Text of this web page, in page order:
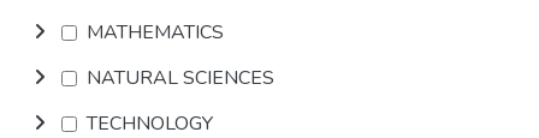
MATHEMATICS
NATURAL SCIENCES
TECHNOLOGY